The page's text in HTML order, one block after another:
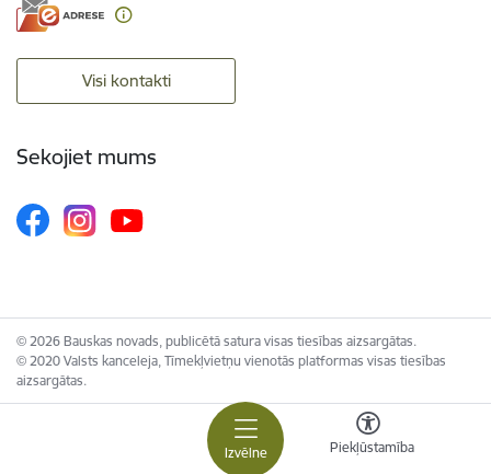
Izvēlne Piekļūstamība
Visi kontakti
Sekojiet mums
© 2026 Bauskas novads, publicētā satura visas tiesības aizsargātas.
© 2020 Valsts kanceleja, Tīmekļvietņu vienotās platformas visas tiesības
aizsargātas.